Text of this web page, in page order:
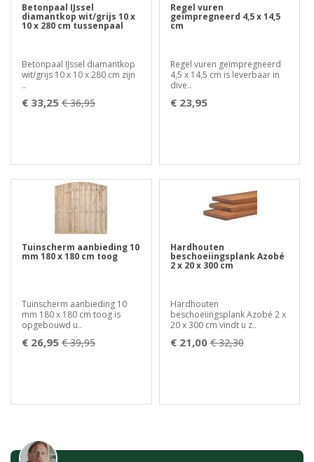
Betonpaal IJssel
diamantkop wit/grijs 10 x
10 x 280 cm tussenpaal
Betonpaal IJssel diamantkop
wit/grijs 10 x 10 x 280 cm zijn
..
€ 33,25 € 36,95
Regel vuren
geïmpregneerd 4,5 x 14,5
cm
Regel vuren geïmpregneerd
4,5 x 14,5 cm is leverbaar in
dive..
€ 23,95
Tuinscherm aanbieding 10
mm 180 x 180 cm toog
Tuinscherm aanbieding 10
mm 180 x 180 cm toog is
opgebouwd u..
€ 26,95 € 39,95
Hardhouten
beschoeiingsplank Azobé
2 x 20 x 300 cm
Hardhouten
beschoeiingsplank Azobé 2 x
20 x 300 cm vindt u z..
€ 21,00 € 32,30